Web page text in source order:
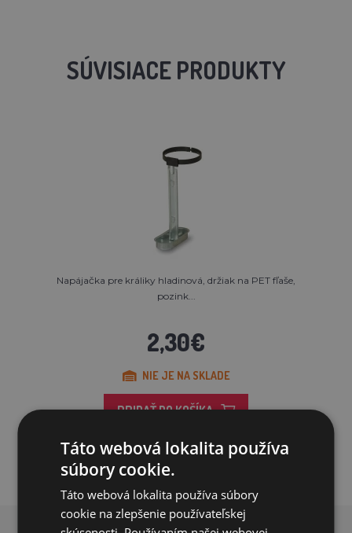
SÚVISIACE PRODUKTY
Napájačka pre králiky hladinová, držiak na PET fľaše,
pozink...
2,30€
NIE JE NA SKLADE
PRIDAŤ DO KOŠÍKA
Táto webová lokalita používa
súbory cookie.
Táto webová lokalita používa súbory
cookie na zlepšenie používateľskej